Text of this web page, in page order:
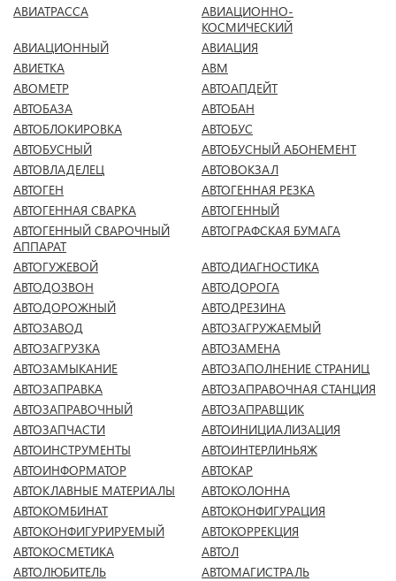
АВИАТРАССА
АВИАЦИОННО-
КОСМИЧЕСКИЙ
АВИАЦИОННЫЙ
АВИАЦИЯ
АВИЕТКА
АВМ
АВОМЕТР
АВТОАПДЕЙТ
АВТОБАЗА
АВТОБАН
АВТОБЛОКИРОВКА
АВТОБУС
АВТОБУСНЫЙ
АВТОБУСНЫЙ АБОНЕМЕНТ
АВТОВЛАДЕЛЕЦ
АВТОВОКЗАЛ
АВТОГЕН
АВТОГЕННАЯ РЕЗКА
АВТОГЕННАЯ СВАРКА
АВТОГЕННЫЙ
АВТОГЕННЫЙ СВАРОЧНЫЙ
АППАРАТ
АВТОГРАФСКАЯ БУМАГА
АВТОГУЖЕВОЙ
АВТОДИАГНОСТИКА
АВТОДОЗВОН
АВТОДОРОГА
АВТОДОРОЖНЫЙ
АВТОДРЕЗИНА
АВТОЗАВОД
АВТОЗАГРУЖАЕМЫЙ
АВТОЗАГРУЗКА
АВТОЗАМЕНА
АВТОЗАМЫКАНИЕ
АВТОЗАПОЛНЕНИЕ СТРАНИЦ
АВТОЗАПРАВКА
АВТОЗАПРАВОЧНАЯ СТАНЦИЯ
АВТОЗАПРАВОЧНЫЙ
АВТОЗАПРАВЩИК
АВТОЗАПЧАСТИ
АВТОИНИЦИАЛИЗАЦИЯ
АВТОИНСТРУМЕНТЫ
АВТОИНТЕРЛИНЬЯЖ
АВТОИНФОРМАТОР
АВТОКАР
АВТОКЛАВНЫЕ МАТЕРИАЛЫ
АВТОКОЛОННА
АВТОКОМБИНАТ
АВТОКОНФИГУРАЦИЯ
АВТОКОНФИГУРИРУЕМЫЙ
АВТОКОРРЕКЦИЯ
АВТОКОСМЕТИКА
АВТОЛ
АВТОЛЮБИТЕЛЬ
АВТОМАГИСТРАЛЬ